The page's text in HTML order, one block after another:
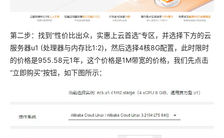
第二步：找到“性价比出众，实惠上云首选”专区，并选择下方的云
服务器u1 (处理器与内存比1:2)，然后选择4核8G配置，此时限时
的价格是955.58元1年，这个价格是1M带宽的价格，我们先点击
“立即购买”按钮，如下图所示：